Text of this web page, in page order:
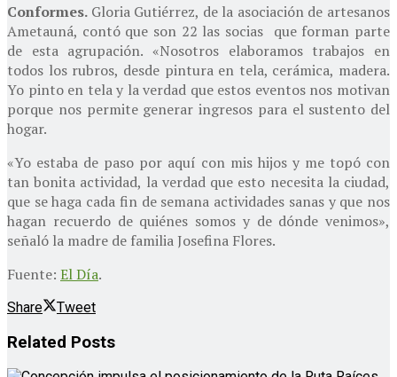
Conformes. Gloria Gutiérrez, de la asociación de artesanos
Ametauná, contó que son 22 las socias que forman parte
de esta agrupación. «Nosotros elaboramos trabajos en
todos los rubros, desde pintura en tela, cerámica, madera.
Yo pinto en tela y la verdad que estos eventos nos motivan
porque nos permite generar ingresos para el sustento del
hogar.
«Yo estaba de paso por aquí con mis hijos y me topó con
tan bonita actividad, la verdad que esto necesita la ciudad,
que se haga cada fin de semana actividades sanas y que nos
hagan recuerdo de quiénes somos y de dónde venimos»,
señaló la madre de familia Josefina Flores.
Fuente: El Día.
Share Tweet
Related Posts